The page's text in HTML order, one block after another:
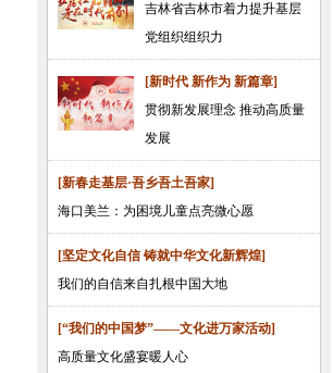
吉林省吉林市着力提升基层
党组织组织力
[新时代 新作为 新篇章]
贯彻新发展理念 推动高质量
发展
[新春走基层·吾乡吾土吾家]
海口美兰：为困境儿童点亮微心愿
[坚定文化自信 铸就中华文化新辉煌]
我们的自信来自扎根中国大地
[“我们的中国梦”——文化进万家活动]
高质量文化盛宴暖人心